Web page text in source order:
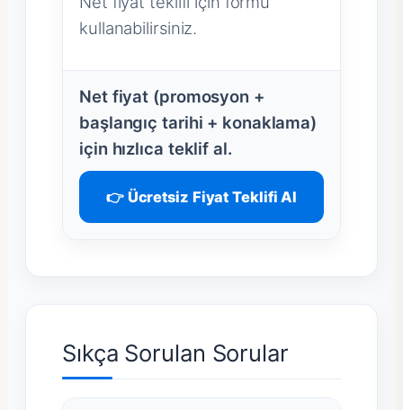
kullanabilirsiniz.
Net fiyat (promosyon +
başlangıç tarihi + konaklama)
için hızlıca teklif al.
👉 Ücretsiz Fiyat Teklifi Al
Sıkça Sorulan Sorular